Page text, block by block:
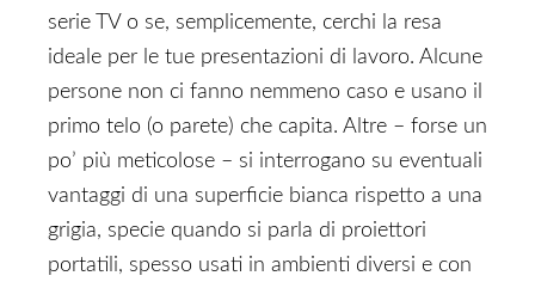
serie TV o se, semplicemente, cerchi la resa
ideale per le tue presentazioni di lavoro. Alcune
persone non ci fanno nemmeno caso e usano il
primo telo (o parete) che capita. Altre – forse un
po’ più meticolose – si interrogano su eventuali
vantaggi di una superficie bianca rispetto a una
grigia, specie quando si parla di proiettori
portatili, spesso usati in ambienti diversi e con